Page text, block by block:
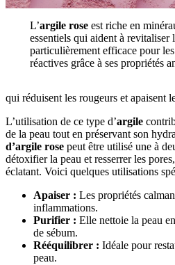
L’argile roseest riche en
essentiels qui aident à revitaliser
particulièrement efficace pour les
réactives grâce à ses propriétés
qui réduisent les rougeurs et apaisent
L’utilisation de ce type d’argile
de la peau tout en préservant son
d’argile rose peut être utilisé une à
détoxifier la peau et resserrer les
éclatant. Voici quelques utilisations
Apaiser : Les propriétés
inflammations.
Purifier : Elle nettoie la peau
de sébum.
Rééquilibrer : Idéale pour
peau.